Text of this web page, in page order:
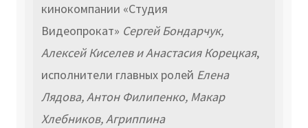
кинокомпании «Студия
Видеопрокат» Сергей Бондарчук,
Алексей Киселев и Анастасия Корецкая,
исполнители главных ролей Елена
Лядова, Антон Филипенко, Макар
Хлебников, Агриппина